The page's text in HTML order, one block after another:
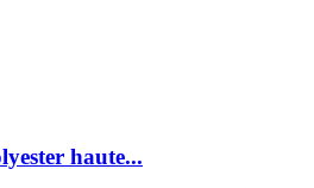
haute...